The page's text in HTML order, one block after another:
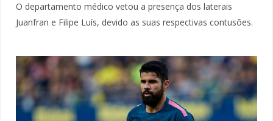
O departamento médico vetou a presença dos laterais
Juanfran e Filipe Luís, devido as suas respectivas contusões.